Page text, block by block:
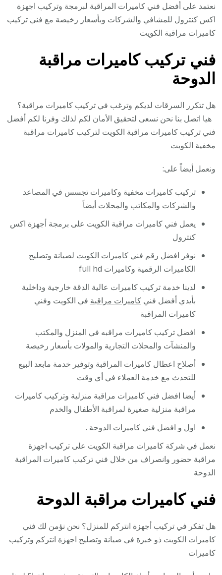
نعتمد على أفضل فني كاميرات المراقبة لبرمجة وتركيب اجهزة
اكس كنترول للمشافي والشركات وبأسعار رخيصة مع فني تركيب
كاميرات مراقبة الكويت
فني تركيب كاميرات مراقبة
الدوحة
هل تتكرر السرقات لديكم وترغب في تركيب كاميرات مراقبة؟
هيا اتصل بنا نحن نسعى لتحقيق الأمان لكم لذلك وفرنا لكم أفضل
فني تركيب كاميرات مراقبة الكويت لتركيب كاميرات مراقبة
مخفية الكويت
ونعمل أيضاً على:
تركيب كاميرات مخفية وكاميرات تجسس في المصاعد
والشركات والمكاتب والمحلات أيضاً
يعمل فني كاميرات مراقبة الكويت على برمجة أجهزة اكس
كنترول
نوفر افضل رقم فني كاميرات الكويت لصيانة وتصليح
الكاميرات الرقمية وكاميرات full hd
لدينا خدمة تركيب كاميرات عالية الدقة خارجية وداخلية
بأيدي أفضل فنيكاميرات مراقبة في الكويت وفني
كاميرات المراقبة
افضل تركيب كاميرات مراقبه في المنزل والمكتب
والمنشآت والمحلات التجارية والمولات بأسعار رخيصة
أصلاح اعطال كاميرات المراقبة وتوفير خدمة مابعد البيع
للتحدث مع خدمة العملاء في أي وقت
أيضا افضل فني كاميرات مراقبة منزلية وتركيب كاميرات
مراقبة منزلية صغيرة لمراقبة الأطفال والخدم
اول و افضل فني كاميرات الدوحة .
نعمل في شركة كاميرات مراقبة الكويت على تركيب اجهزة
مراقبة حضور وانصراف من خلال فني تركيب كاميرات المراقبة
الدوحة
فني كاميرات مراقبة الدوحة
هل تفكر في تركيب أجهزة انتركم للمنزل؟ نحن نؤمن لك فني
كاميرات الكويت ذو خبرة في صيانة وتصليح اجهزة انتركم وتركيب
كاميرات